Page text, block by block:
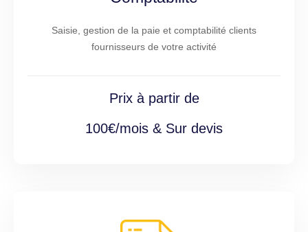
Saisie, gestion de la paie et comptabilité clients
fournisseurs de votre activité
Prix à partir de
100€/mois & Sur devis